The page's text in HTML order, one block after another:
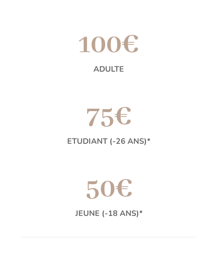
100€
ADULTE
75€
ETUDIANT (-26 ANS)*
50€
JEUNE (-18 ANS)*